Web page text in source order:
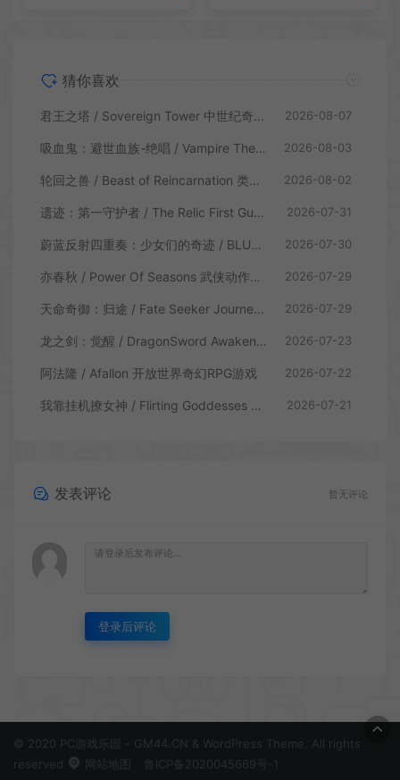
猜你喜欢
君王之塔 / Sovereign Tower 中世纪奇幻模拟RPG游戏 2026-08-07
吸血鬼：避世血族-绝唱 / Vampire The Masquerade Swansong 2026-08-03
轮回之兽 / Beast of Reincarnation 类魂硬核动作RPG游戏 2026-08-02
遗迹：第一守护者 / The Relic First Guardian 类魂动作RPG游戏 2026-07-31
蔚蓝反射四重奏：少女们的奇迹 / BLUE REFLECTION Quartet 卡通回合制RPG游戏 2026-07-30
亦春秋 / Power Of Seasons 武侠动作ARPG游戏 2026-07-29
天命奇御：归途 / Fate Seeker Journey 肉鸽动作RPG游戏 2026-07-29
龙之剑：觉醒 / DragonSword Awakening 开放世界动作RPG游戏 2026-07-23
阿法隆 / Afallon 开放世界奇幻RPG游戏 2026-07-22
我靠挂机撩女神 / Flirting Goddesses by AFK 休闲放置RPG游戏 2026-07-21
发表评论 暂无评论
登录后评论
© 2020 PC游戏乐园 - GM44.CN & WordPress Theme. All rights
reserved
网站地图 鲁ICP备2020045669号-1